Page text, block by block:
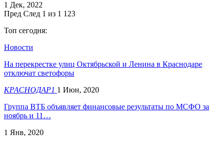
1 Дек, 2022
Пред След 1 из 1 123
Топ сегодня:
Новости
На перекрестке улиц Октябрьской и Ленина в Краснодаре
отключат светофоры
КРАСНОДАР1 1 Июн, 2020
Группа ВТБ объявляет финансовые результаты по МСФО за
ноябрь и 11…
1 Янв, 2020